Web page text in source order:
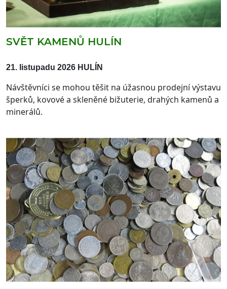
SVĚT KAMENŮ HULÍN
21. listupadu 2026 HULÍN
Návštěvníci se mohou těšit na úžasnou prodejní výstavu
šperků, kovové a skleněné bižuterie, drahých kamenů a
minerálů.